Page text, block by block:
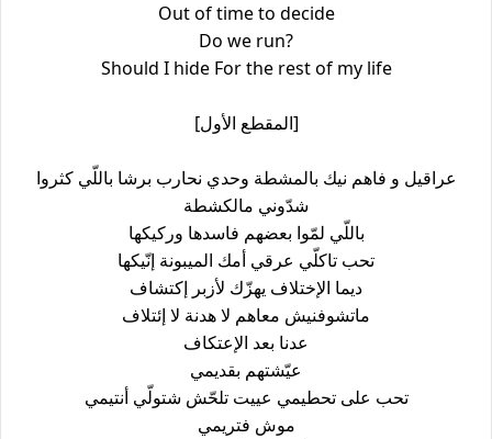
Out of time to decide
Do we run?
Should I hide For the rest of my life
[المقطع الأول]
عراقيل و فاهم نيك بالمشطة وحدي نحارب برشا باللّي كثروا
شدّوني مالكشطة
باللّي لمّوا بعضهم فاسدها وركيكها
تحب تاكلّي عرقي أمك الميبونة إنّيكها
ديما الإختلاف يهزّك لأزبر إكتشاف
ماتشوفنيش معاهم لا هدنة لا إئتلاف
عدنا بعد الإعتكاف
عيّشتهم بقديمي
تحب على تحطيمي عييت تلحّش شتولّي أنتيمي
موش فتريمي